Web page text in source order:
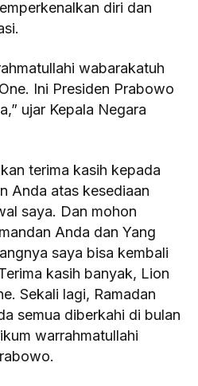
diri dan
wabarakatuh
Ini Presiden Prabowo
ujar Kepala Negara
terima kasih kepada
Anda atas kesediaan
saya. Dan mohon
Anda dan Yang
saya bisa kembali
kasih banyak, Lion
Sekali lagi, Ramadan
semua diberkahi di bulan
warrahmatullahi